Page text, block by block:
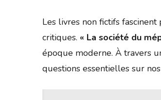
Les livres non fictifs
critiques. « La société du
époque moderne. À travers
questions essentielles sur